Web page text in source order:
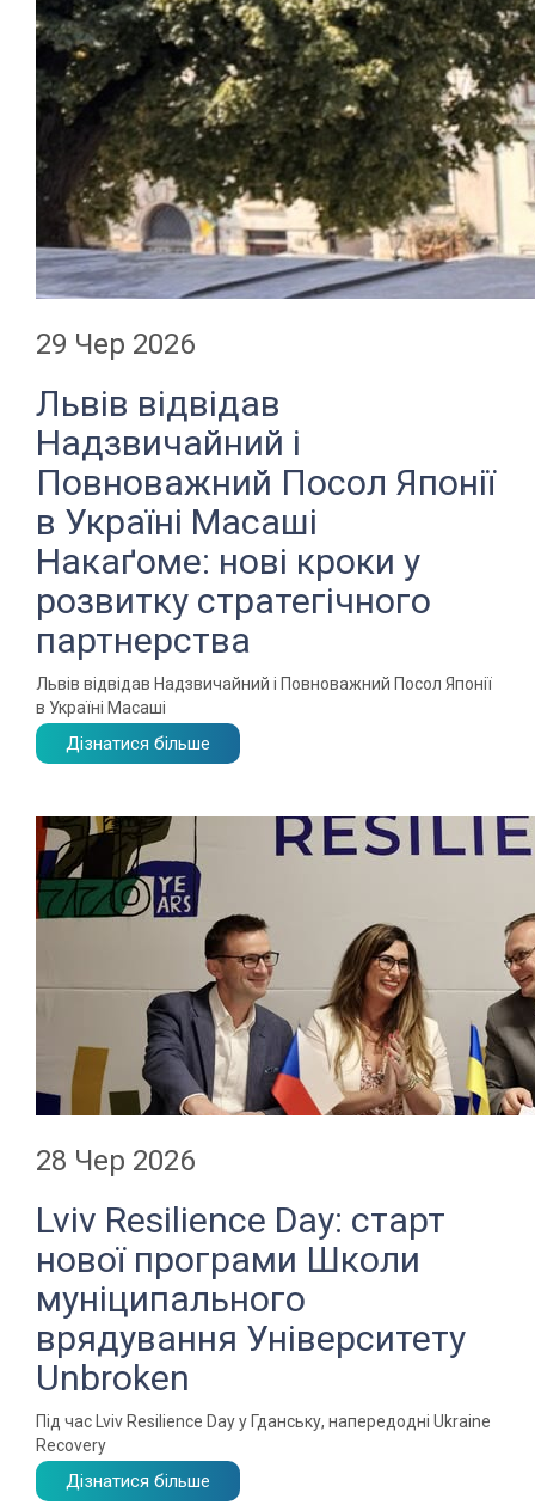
29 Чер 2026
Львів відвідав
Надзвичайний і
Повноважний Посол Японії
в Україні Масаші
Накаґоме: нові кроки у
розвитку стратегічного
партнерства
Львів відвідав Надзвичайний і Повноважний Посол Японії
в Україні Масаші
Дізнатися більше
28 Чер 2026
Lviv Resilience Day: старт
нової програми Школи
муніципального
врядування Університету
Unbroken
Під час Lviv Resilience Day у Гданську, напередодні Ukraine
Recovery
Дізнатися більше